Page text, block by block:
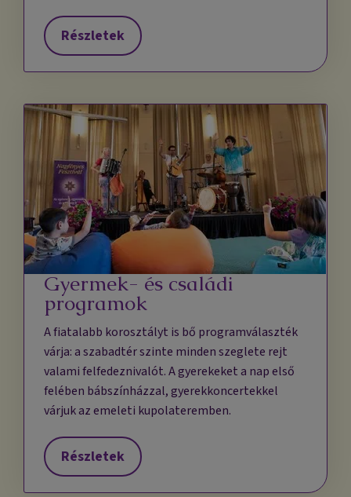
Részletek
Gyermek- és családi
programok
A fiatalabb korosztályt is bő programválaszték
várja: a szabadtér szinte minden szeglete rejt
valami felfedeznivalót. A gyerekeket a nap első
felében bábszínházzal, gyerekkoncertekkel
várjuk az emeleti kupolateremben.
Részletek